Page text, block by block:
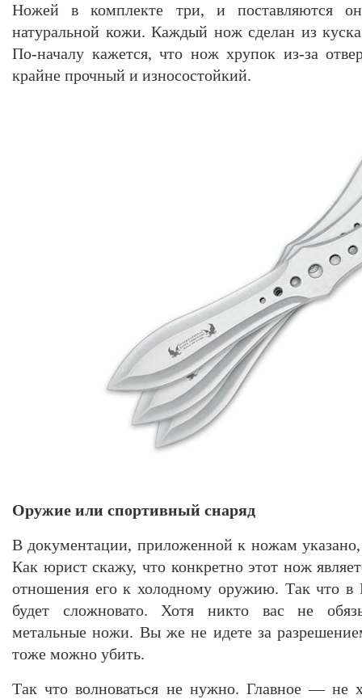
Ножей в комплекте три, и поставляются
натуральной кожи. Каждый нож сделан из
По-началу кажется, что нож хрупок из-за
крайне прочный и износостойкий.
Оружие или спортивный снаряд
В документации, приложенной к ножам
Как юрист скажу, что конкретно этот нож
отношения его к холодному оружию. Так что
будет сложновато. Хотя никто вас не
метальные ножи. Вы же не идете за
тоже можно убить.
Так что волноваться не нужно. Главное — не